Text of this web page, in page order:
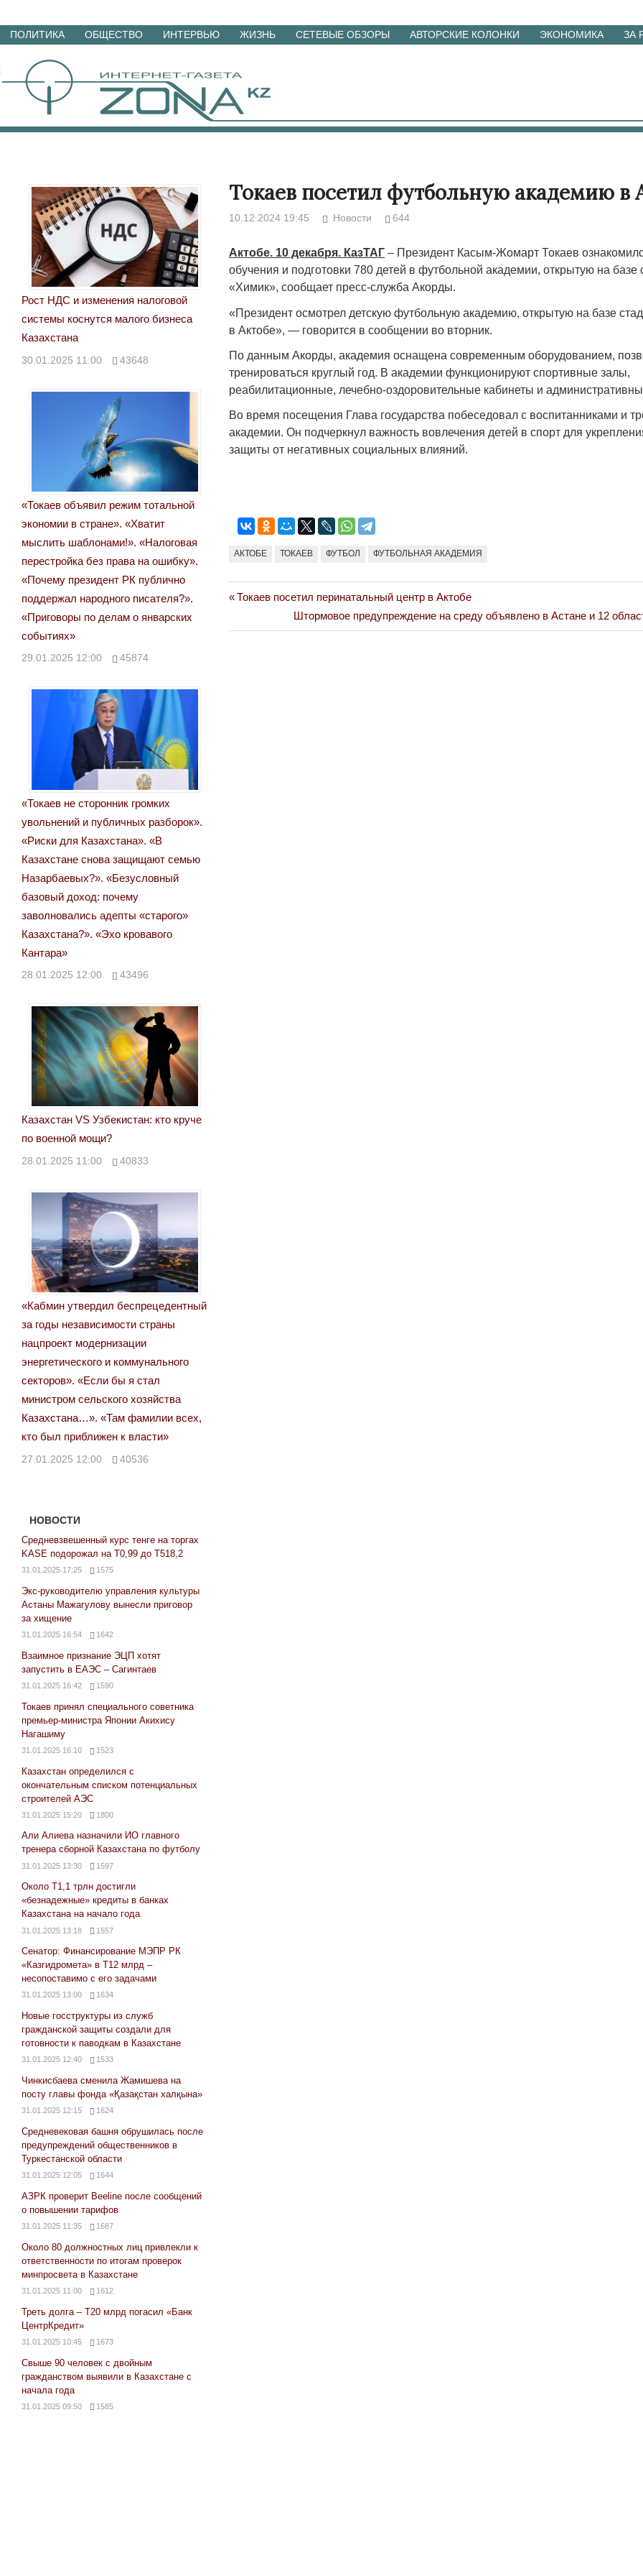
Перейти
материалам
ПОЛИТИКА ОБЩЕСТВО ИНТЕРВЬЮ ЖИЗНЬ СЕТЕВЫЕ ОБЗОРЫ АВТОРСКИЕ КОЛОНКИ ЭКОНОМИКА ЗА
Токаев посетил футбольную академию в
10.12.2024 19:45 Новости 644
Актобе. 10 декабря. КазТАГ – Президент Касым-Жомарт Токаев
обучения и подготовки 780 детей в футбольной академии, открытую на базе
«Химик», сообщает пресс-служба Акорды.
«Президент осмотрел детскую футбольную академию, открытую на базе
в Актобе», — говорится в сообщении во вторник.
По данным Акорды, академия оснащена современным оборудованием,
тренироваться круглый год. В академии функционируют спортивные залы,
реабилитационные, лечебно-оздоровительные кабинеты и
Во время посещения Глава государства побеседовал с воспитанниками и
академии. Он подчеркнул важность вовлечения детей в спорт для
защиты от негативных социальных влияний.
АКТОБЕ ТОКАЕВ ФУТБОЛ ФУТБОЛЬНАЯ АКАДЕМИЯ
Навигация
по
Previous
Токаев посетил перинатальный центр в Актобе
Next
Post:
Штормовое предупреждение на среду объявлено в Астане и 12
Рост НДС и изменения налоговой
системы коснутся малого бизнеса
Казахстана
30.01.2025 11:00 43648
«Токаев объявил режим тотальной
экономии в стране». «Хватит
мыслить шаблонами!». «Налоговая
перестройка без права на ошибку».
«Почему президент РК публично
поддержал народного писателя?».
«Приговоры по делам о январских
событиях»
29.01.2025 12:00 45874
«Токаев не сторонник громких
увольнений и публичных разборок».
«Риски для Казахстана». «В
Казахстане снова защищают семью
Назарбаевых?». «Безусловный
базовый доход: почему
заволновались адепты «старого»
Казахстана?». «Эхо кровавого
Кантара»
28.01.2025 12:00 43496
Казахстан VS Узбекистан: кто круче
по военной мощи?
28.01.2025 11:00 40833
«Кабмин утвердил беспрецедентный
за годы независимости страны
нацпроект модернизации
энергетического и коммунального
секторов». «Если бы я стал
министром сельского хозяйства
Казахстана…». «Там фамилии всех,
кто был приближен к власти»
27.01.2025 12:00 40536
НОВОСТИ
Средневзвешенный курс тенге на торгах
KASE подорожал на Т0,99 до Т518,2
31.01.2025 17:25 1575
Экс-руководителю управления культуры
Астаны Мажагулову вынесли приговор
за хищение
31.01.2025 16:54 1642
Взаимное признание ЭЦП хотят
запустить в ЕАЭС – Сагинтаев
31.01.2025 16:42 1590
Токаев принял специального советника
премьер-министра Японии Акихису
Нагашиму
31.01.2025 16:10 1523
Казахстан определился с
окончательным списком потенциальных
строителей АЭС
31.01.2025 15:20 1800
Али Алиева назначили ИО главного
тренера сборной Казахстана по футболу
31.01.2025 13:30 1597
Около Т1,1 трлн достигли
«безнадежные» кредиты в банках
Казахстана на начало года
31.01.2025 13:18 1557
Сенатор: Финансирование МЭПР РК
«Казгидромета» в Т12 млрд –
несопоставимо с его задачами
31.01.2025 13:00 1634
Новые госструктуры из служб
гражданской защиты создали для
готовности к паводкам в Казахстане
31.01.2025 12:40 1533
Чинкисбаева сменила Жамишева на
посту главы фонда «Қазақстан халқына»
31.01.2025 12:15 1624
Средневековая башня обрушилась после
предупреждений общественников в
Туркестанской области
31.01.2025 12:05 1644
АЗРК проверит Beeline после сообщений
о повышении тарифов
31.01.2025 11:35 1687
Около 80 должностных лиц привлекли к
ответственности по итогам проверок
минпросвета в Казахстане
31.01.2025 11:00 1612
Треть долга – Т20 млрд погасил «Банк
ЦентрКредит»
31.01.2025 10:45 1673
Свыше 90 человек с двойным
гражданством выявили в Казахстане с
начала года
31.01.2025 09:50 1585
Народ выбрал свет
17.10.2024 17:00 29972
Дарига не
Авиакомпании
мошенниками
30.10.2024